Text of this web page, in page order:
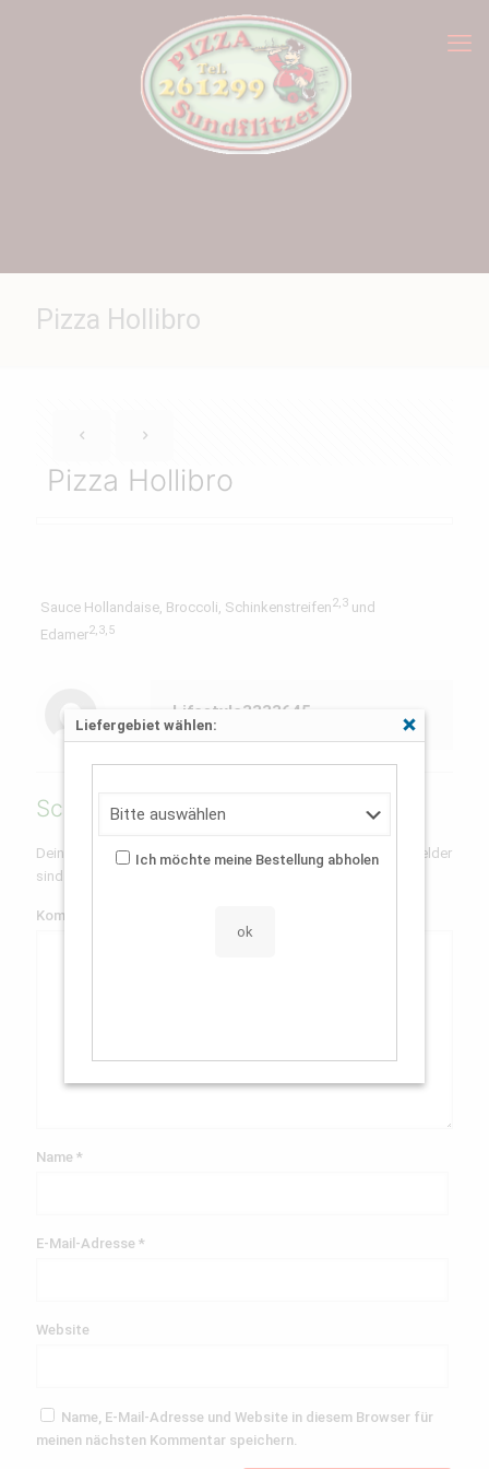
Pizza Hollibro
Pizza Hollibro
Sauce Hollandaise, Broccoli, Schinkenstreifen2,3und
Edamer2,3,5
Lifestyle3333645
Schreibe einen Kommentar
Deine E-Mail-Adresse wird nicht veröffentlicht.
Erforderliche Felder
sind mit
Kommentar
Name *
E-Mail-Adresse *
Website
Name, E-Mail-Adresse und Website in diesem Browser für
meinen nächsten Kommentar speichern.
Liefergebiet wählen: Schließen
Ich möchte meine Bestellung abholen